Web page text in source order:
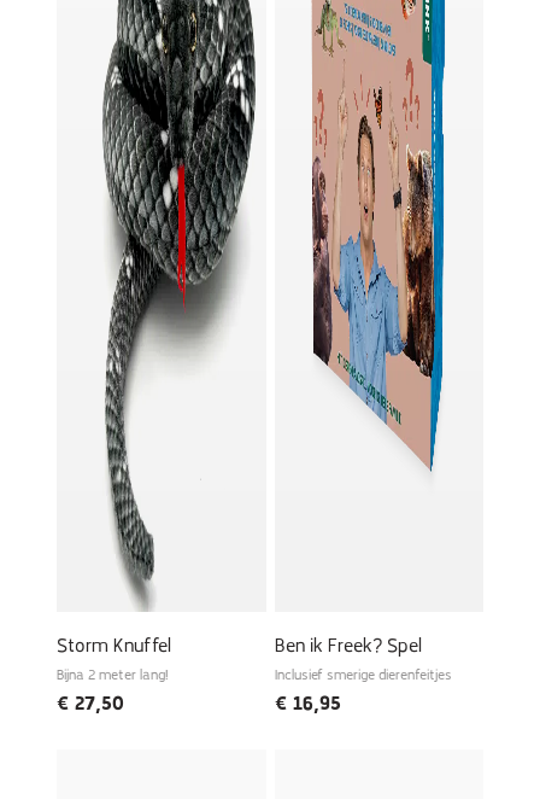
Storm Knuffel
Bijna 2 meter lang!
€ 27,50
Ben ik Freek? Spel
Inclusief smerige dierenfeitjes
€16,95